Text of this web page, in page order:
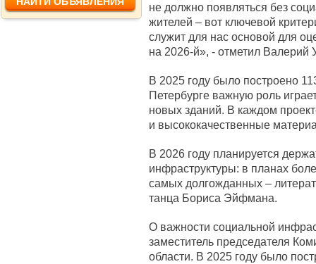
не должно появляться без
жителей – вот ключевой
служит для нас основой для
на 2026-й», - отметил Валерий
В 2025 году было построено
Петербурге важную роль
новых зданий. В каждом
и высококачественные
В 2026 году планируется
инфраструктуры: в планах
самых долгожданных –
танца Бориса Эйфмана.
О важности социальной
заместитель председателя
области. В 2025 году было